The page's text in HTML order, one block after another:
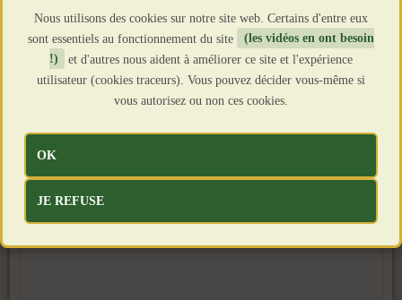
Nous utilisons des cookies sur notre site web. Certains d'entre eux
sont essentiels au fonctionnement du site
(les vidéos en ont besoin
!)
et d'autres nous aident à améliorer ce site et l'expérience
utilisateur (cookies traceurs). Vous pouvez décider vous-même si
vous autorisez ou non ces cookies.
OK
JE REFUSE